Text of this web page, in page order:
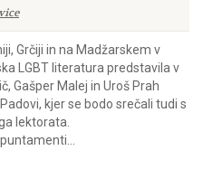
Grčiji in na Madžarskem v
LGBT literatura predstavila v
Gašper Malej in Uroš Prah
kjer se bodo srečali tudi s
lektorata.